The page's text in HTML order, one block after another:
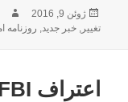
ارسال
شده
ژوئن 9, 2016
تغییر,خبر جدید, روزنامه
اعتراف FBI به شکست مقابل اپل